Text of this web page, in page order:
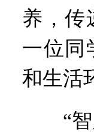
养，传
一位同
和生活
“智启